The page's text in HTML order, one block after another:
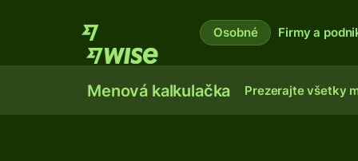
Osobné Firmy a
Menová kalkulačka Prezerajte všetky